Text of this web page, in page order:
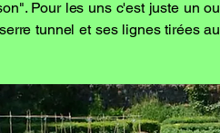
Pour les uns c'est juste un ou
tunnel et ses lignes tirées au